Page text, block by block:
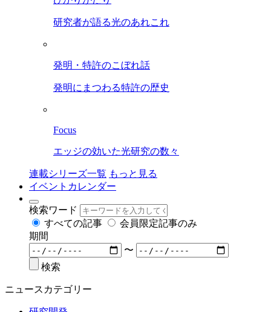
研究者が語る光のあれこれ
発明・特許のこぼれ話
発明にまつわる特許の歴史
Focus
エッジの効いた光研究の数々
連載シリーズ一覧 もっと見る
イベントカレンダー
検索ワード
すべての記事
会員限定記事のみ
期間
〜
検索
ニュースカテゴリー